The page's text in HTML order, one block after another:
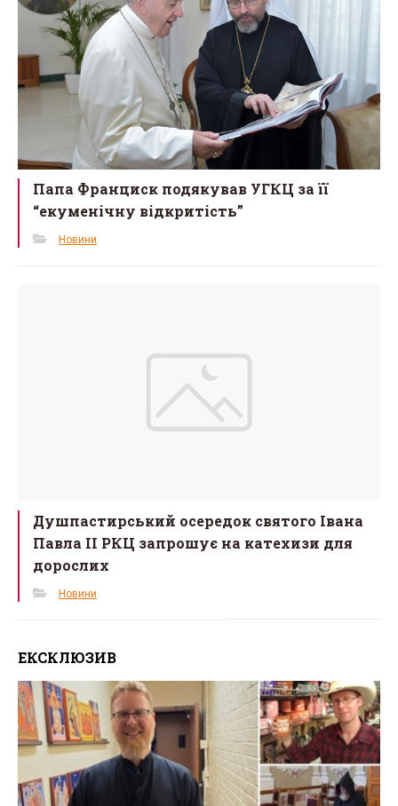
Папа Франциск подякував УГКЦ за її
“екуменічну відкритість”
Новини
Душпастирський осередок святого Івана
Павла ІІ РКЦ запрошує на катехизи для
дорослих
Новини
ЕКСКЛЮЗИВ